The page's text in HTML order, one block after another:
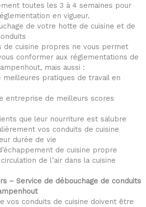
toutes les 3 à 4 semaines pour
en vigueur.
de votre hotte de cuisine et de
de cuisine propres ne vous permet
conformer aux réglementations de
mais aussi :
meilleures pratiques de travail en
entreprise de meilleurs scores
que leur nourriture est salubre
vos conduits de cuisine
durée de vie
de cuisine propre
de l’air dans la cuisine
– Service de débouchage de conduits
vos conduits de cuisine doivent être